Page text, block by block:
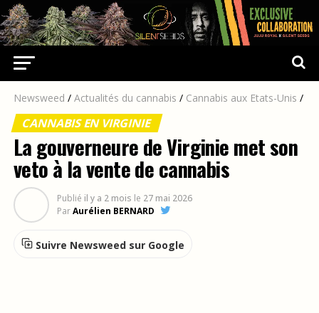
Newsweed / Actualités du cannabis / Cannabis aux Etats-Unis /
CANNABIS EN VIRGINIE
La gouverneure de Virginie met son
veto à la vente de cannabis
Publié il y a 2 mois le 27 mai 2026
ParAurélien BERNARD
Suivre Newsweed sur Google